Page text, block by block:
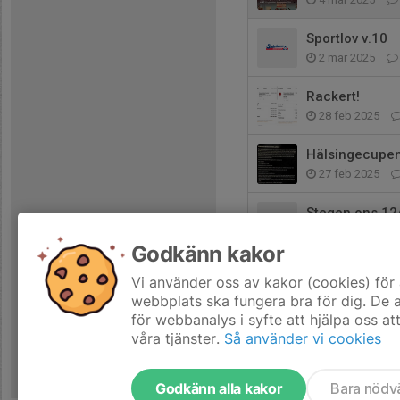
Sportlov v.10
2 mar 2025
Rackert!
28 feb 2025
27 feb 2025
Stegen ons
25 jan 2025
Godkänn kakor
Vi använder oss av kakor (cookies)
webbplats ska fungera bra för dig. De
för webbanalys i syfte att hjälpa oss
våra tjänster. Så använder vi cookies
Godkänn alla kakor Bara